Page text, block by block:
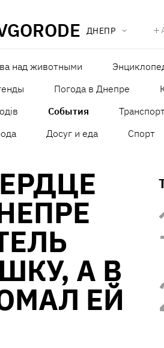
ДНЕПР
над животными
Погода в Днепре
События
Досуг и еда Спорт
А В
ЕЙ